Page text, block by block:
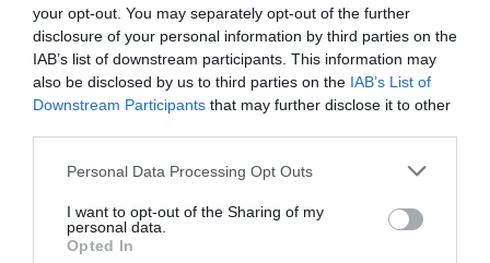
your opt-out. You may separately opt-out of the further
disclosure of your personal information by third parties on the
IAB’s list of downstream participants. This information may
also be disclosed by us to third parties on the IAB’s List of
Downstream Participants that may further disclose it to other
Personal Data Processing Opt Outs
I want to opt-out of the Sharing of my
personal data.
Opted In
BĒRNI UN PUSAUDŽI
Atrodot bīstamo narkotiku Bārbija,
aicina vecākus būt vērīgiem
sagriezts ar nazi – meklē
aculieciniekus